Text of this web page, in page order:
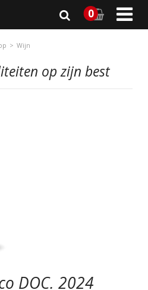
0 
Wijn
op zijn best
DOC. 2024